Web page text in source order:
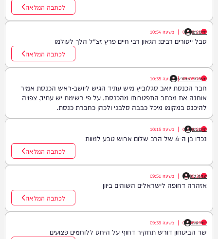
לכתבה המלאה
חיים גפן
09/08/26
| בשעה 10:54
סבל ייסורים רבים: הגאון רבי חיים פרץ זצ"ל הלך לעולמו
לכתבה המלאה
מערכת המחדש
09/08/26
| בשעה 10:35
חבר הכנסת יואב סגלוביץ מיש עתיד הגיש ליושב-ראש הכנסת אמיר
אוחנה את מכתב התפטרותו מהכנסת. על פי רשימת יש עתיד, צפויה
להיכנס במקומו מיכל כבבה סלבני ולכהן כחברת כנסת.
חיים גפן
09/08/26
| בשעה 10:15
נכדו בן ה-4 של הרב שלום ארוש טבע למוות
לכתבה המלאה
יצחק כהן
09/08/26
| בשעה 09:51
אזהרה דחופה לישראלים השוהים ביוון
לכתבה המלאה
דודי סגל
09/08/26
| בשעה 09:39
שר הביטחון דורש תחקיר דחוף על היחס ללוחמים פצועים